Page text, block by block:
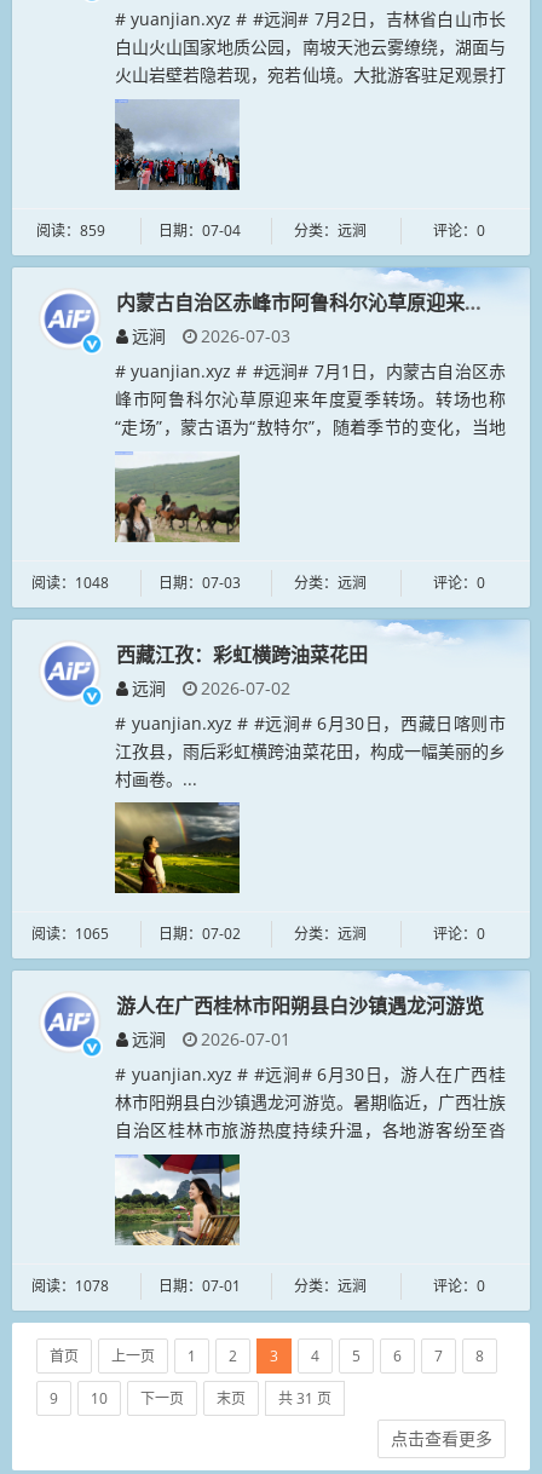
# yuanjian.xyz # #远涧# 7月2日，吉林省白山市长
白山火山国家地质公园，南坡天池云雾缭绕，湖面与
火山岩壁若隐若现，宛若仙境。大批游客驻足观景打
卡，山间瀑布、炭化木等景观相映，尽显独特火山风
光。...
阅读：859 日期：07-04 分类：远涧 评论：0
内蒙古自治区赤峰市阿鲁科尔沁草原迎来年度夏
远涧
2026-07-03
# yuanjian.xyz # #远涧# 7月1日，内蒙古自治区赤
峰市阿鲁科尔沁草原迎来年度夏季转场。转场也称
“走场”，蒙古语为“敖特尔”，随着季节的变化，当地
牧民会带着牲畜从冬季牧场迁移到水草更为丰美的夏
季牧场。...
阅读：1048 日期：07-03 分类：远涧 评论：0
西藏江孜：彩虹横跨油菜花田
远涧
2026-07-02
# yuanjian.xyz # #远涧# 6月30日，西藏日喀则市
江孜县，雨后彩虹横跨油菜花田，构成一幅美丽的乡
村画卷。...
阅读：1065 日期：07-02 分类：远涧 评论：0
游人在广西桂林市阳朔县白沙镇遇龙河游览
远涧
2026-07-01
# yuanjian.xyz # #远涧# 6月30日，游人在广西桂
林市阳朔县白沙镇遇龙河游览。暑期临近，广西壮族
自治区桂林市旅游热度持续升温，各地游客纷至沓
来，象鼻山、遇龙河、芦笛岩等景区游人如织。...
阅读：1078 日期：07-01 分类：远涧 评论：0
首页 上一页 1 2 3 4 5 6 7 8
9 10 下一页 末页 共 31 页
点击查看更多